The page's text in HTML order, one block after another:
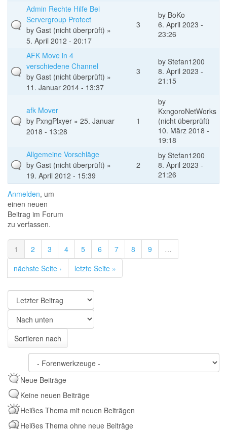
Admin Rechte Hilfe Bei
Servergroup Protect
by Gast (nicht überprüft) »
5. April 2012 - 20:17
3
by BoKo
6. April 2023 -
23:26
AFK Move in 4
verschiedene Channel
by Gast (nicht überprüft) »
11. Januar 2014 - 13:37
3
by Stefan1200
8. April 2023 -
21:15
afk Mover
by PxngPlxyer » 25. Januar
2018 - 13:28
1
by
KxngoroNetWorks
(nicht überprüft)
10. März 2018 -
19:18
Allgemeine Vorschläge
by Gast (nicht überprüft) »
19. April 2012 - 15:39
2
by Stefan1200
8. April 2023 -
21:26
Anmelden, um
einen neuen
Beitrag im Forum
zu verfassen.
1 2 3 4 5 6 7 8 9
…
nächste Seite ›
letzte Seite »
Sortieren
nach
Sortieren
nach
Sortieren nach
Neue Beiträge
Keine neuen Beiträge
Heißes Thema mit neuen Beiträgen
Heißes Thema ohne neue Beiträge